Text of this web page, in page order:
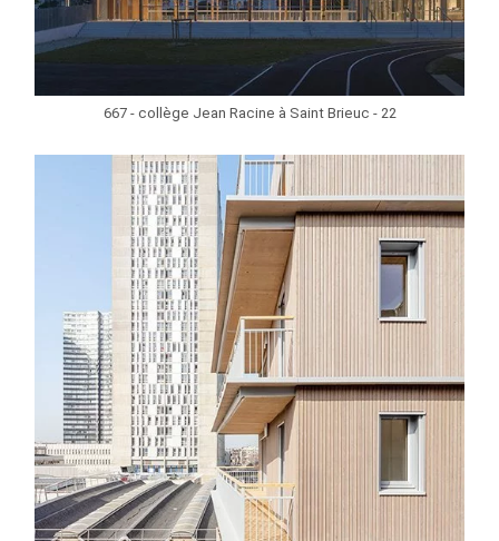
667 - collège Jean Racine à Saint Brieuc - 22